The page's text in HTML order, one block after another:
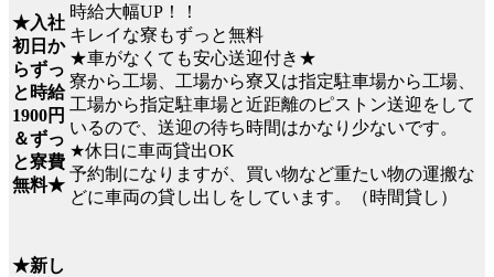
★入社
初日か
らずっ
と時給
1900円
＆ずっ
と寮費
無料★
時給大幅UP！！
キレイな寮もずっと無料
★車がなくても安心送迎付き★
寮から工場、工場から寮又は指定駐車場から工場、
工場から指定駐車場と近距離のピストン送迎をして
いるので、送迎の待ち時間はかなり少ないです。
★休日に車両貸出OK
予約制になりますが、買い物など重たい物の運搬な
どに車両の貸し出しをしています。（時間貸し）
★新し